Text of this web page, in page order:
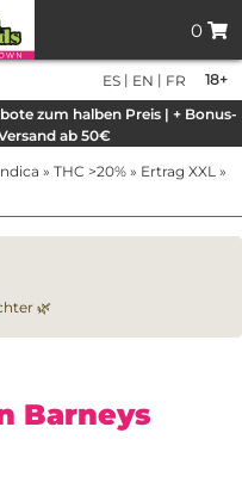
0
18+
ES | EN | FR
zum halben Preis | + Bonus-
ab 50€
» THC >20% » Ertrag XXL »
🌿
Barneys